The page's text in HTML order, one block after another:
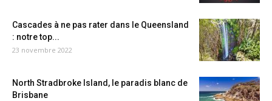
Cascades à ne pas rater dans le Queensland
: notre top...
23 novembre 2022
North Stradbroke Island, le paradis blanc de
Brisbane